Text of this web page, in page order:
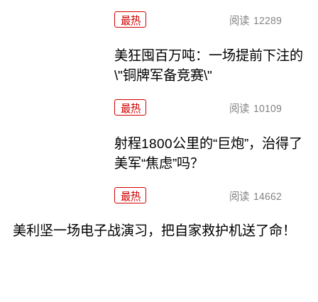
最热 阅读 12289
美狂囤百万吨：一场提前下注的
\"铜牌军备竞赛\"
最热 阅读 10109
射程1800公里的“巨炮”，治得了
美军“焦虑”吗？
最热 阅读 14662
美利坚一场电子战演习，把自家救护机送了命！